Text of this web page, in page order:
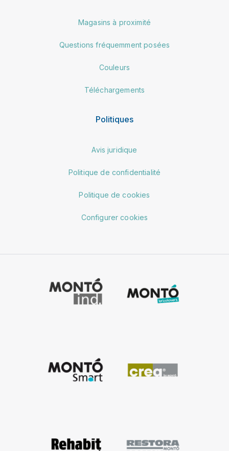
Magasins à proximité
Questions fréquemment posées
Couleurs
Téléchargements
Politiques
Avis juridique
Politique de confidentialité
Politique de cookies
Configurer cookies